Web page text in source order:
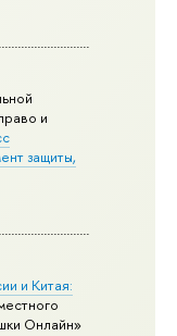
и
защиты,
и Китая:
Онлайн»